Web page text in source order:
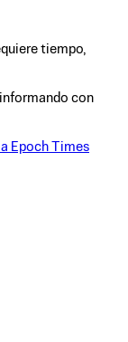
tiempo,
con
Epoch Times